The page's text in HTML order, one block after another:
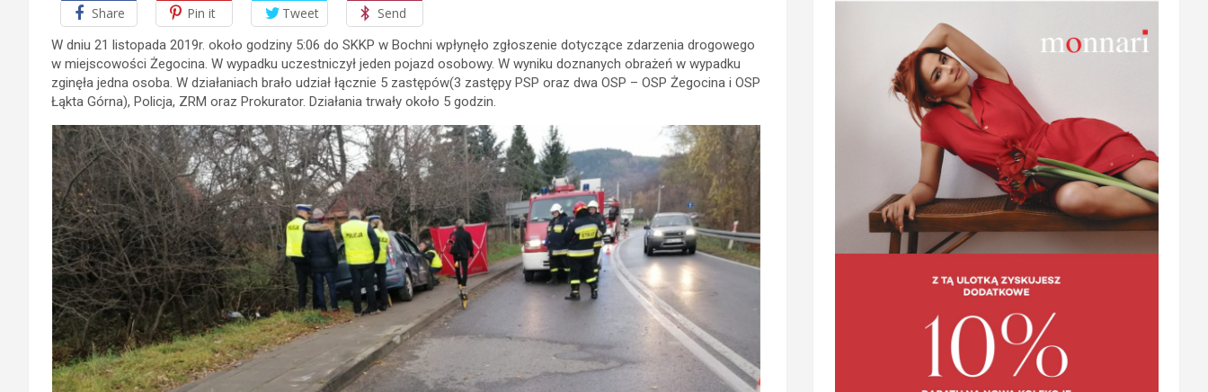
Share Pin it Tweet Send
W dniu 21 listopada 2019r. około godziny 5:06 do SKKP w Bochni wpłynęło zgłoszenie dotyczące zdarzenia drogowego
w miejscowości Żegocina. W wypadku uczestniczył jeden pojazd osobowy. W wyniku doznanych obrażeń w wypadku
zginęła jedna osoba. W działaniach brało udział łącznie 5 zastępów(3 zastępy PSP oraz dwa OSP – OSP Żegocina i OSP
Łąkta Górna), Policja, ZRM oraz Prokurator. Działania trwały około 5 godzin.